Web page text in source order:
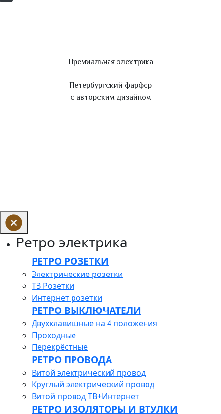
Премиальная электрика
Петербургский фарфор
с авторским дизайном
Ретро электрика
РЕТРО РОЗЕТКИ
Электрические розетки
ТВ Розетки
Интернет розетки
РЕТРО ВЫКЛЮЧАТЕЛИ
Двухклавишные на 4 положения
Проходные
Перекрёстные
РЕТРО ПРОВОДА
Витой электрический провод
Круглый электрический провод
Витой провод ТВ+Интернет
РЕТРО ИЗОЛЯТОРЫ И ВТУЛКИ